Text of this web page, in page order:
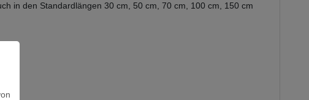
in den Standardlängen 30 cm, 50 cm, 70 cm, 100 cm, 150 cm